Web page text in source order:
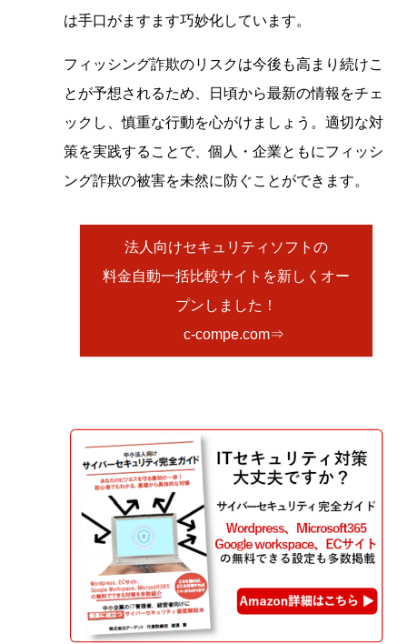
は手口がますます巧妙化しています。
フィッシング詐欺のリスクは今後も高まり続けこ
とが予想されるため、日頃から最新の情報をチェ
ックし、慎重な行動を心がけましょう。適切な対
策を実践することで、個人・企業ともにフィッシ
ング詐欺の被害を未然に防ぐことができます。
法人向けセキュリティソフトの
料金自動一括比較サイトを新しくオー
プンしました！
c-compe.com⇒